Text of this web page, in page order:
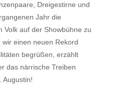
Dreigestirne und
Jahr die
Volk auf der Showbühne zu
wir einen neuen Rekord
begrüßen, erzählt
das närrische Treiben
Augustin!